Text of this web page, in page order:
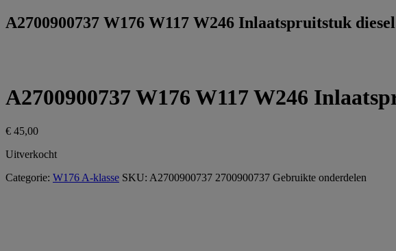
A2700900737 W176 W117 W246 Inlaatspruitstuk
A2700900737 W176 W117 W246
€ 45,00
Uitverkocht
Categorie: W176 A-klasse SKU: A2700900737 2700900737 Gebruikte onderdelen